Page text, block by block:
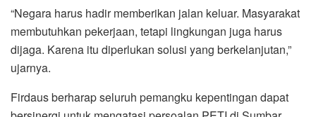
“Negara harus hadir memberikan jalan keluar. Masyarakat
membutuhkan pekerjaan, tetapi lingkungan juga harus
dijaga. Karena itu diperlukan solusi yang berkelanjutan,”
ujarnya.
Firdaus berharap seluruh pemangku kepentingan dapat